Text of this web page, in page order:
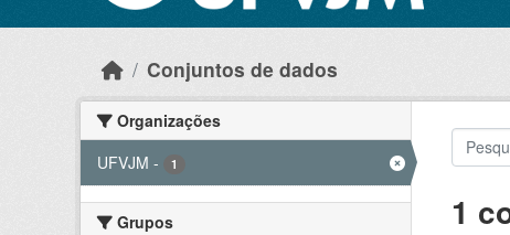
Conjuntos de dados
Organizações
UFVJM - 1
Grupos
1